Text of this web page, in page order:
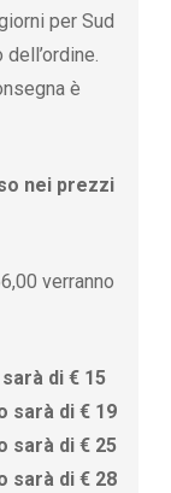
per Sud
è
nei prezzi
verranno
di € 15
sarà di € 19
sarà di € 25
sarà di € 28